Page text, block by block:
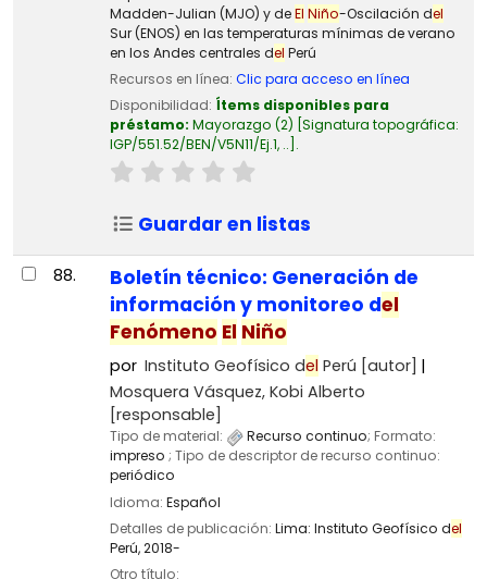
Madden-Julian (MJO) y deEl Niño-Oscilación del
Sur (ENOS) en las temperaturas mínimas de verano
en los Andes centrales del Perú
Recursos en línea: Clic para acceso en línea
Disponibilidad: Ítems disponibles para
préstamo: Mayorazgo (2) Signatura topográfica:
IGP/551.52/BEN/V5N11/Ej.1, .. .
Guardar en listas
88.
Boletín técnico: Generación de
información y monitoreo del
Fenómeno El Niño
por Instituto Geofísico del Perú [autor]
Mosquera Vásquez, Kobi Alberto
[responsable]
Tipo de material: Recurso continuo; Formato:
impreso ; Tipo de descriptor de recurso continuo:
periódico
Idioma: Español
Detalles de publicación: Lima: Instituto Geofísico del
Perú,2018-
Otro título: